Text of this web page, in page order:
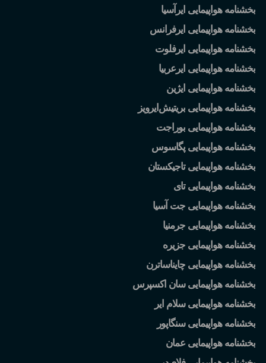
بخشنامه هواپیمایی ایرآسیا
بخشنامه هواپیمایی ایرفرانس
بخشنامه هواپیمایی ایرفلوت
بخشنامه هواپیمایی ایرعربیا
بخشنامه هواپیمایی ایژین
بخشنامه هواپیمایی بریتیش ایرویز
بخشنامه هواپیمایی بوراجت
بخشنامه هواپیمایی پگاسوس
بخشنامه هواپیمایی تاجیکستان
بخشنامه هواپیمایی تای
بخشنامه هواپیمایی جت آسیا
بخشنامه هواپیمایی جرمنیا
بخشنامه هواپیمایی جزیره
بخشنامه هواپیمایی چایناساترن
بخشنامه هواپیمایی سان اکسپرس
بخشنامه هواپیمایی سلام ایر
بخشنامه هواپیمایی سنگاپور
بخشنامه هواپیمایی عمان